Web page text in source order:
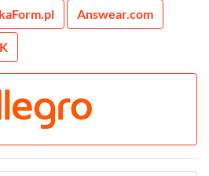
Answear.com